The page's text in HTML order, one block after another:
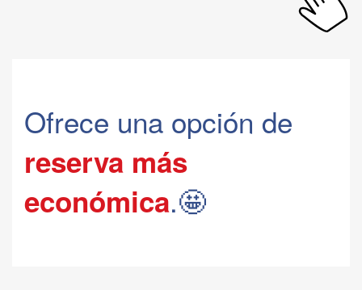
Ofrece una opción de
reserva más
económica.🤩